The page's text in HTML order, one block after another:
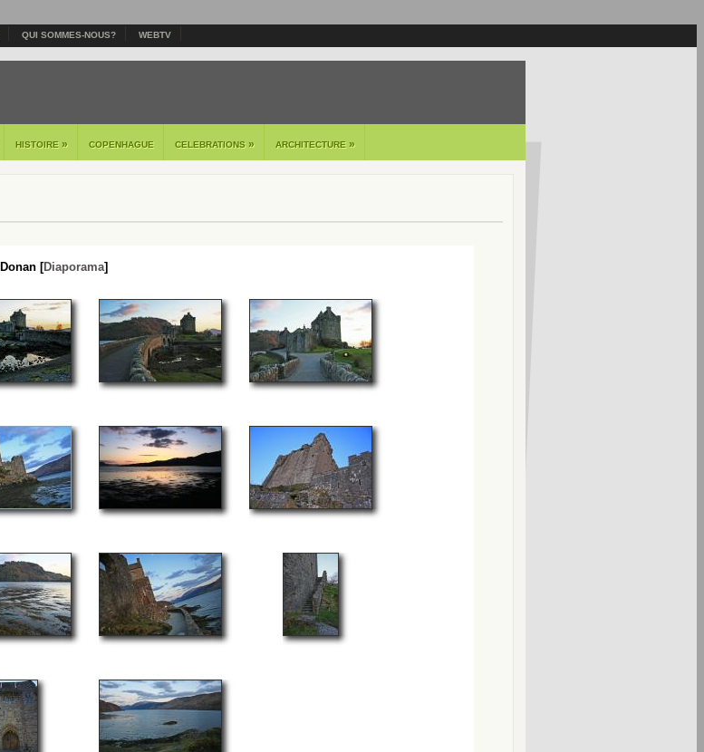
QUI SOMMES-NOUS? WEBTV
HISTOIRE » COPENHAGUE CELEBRATIONS » ARCHITECTURE »
[Diaporama]